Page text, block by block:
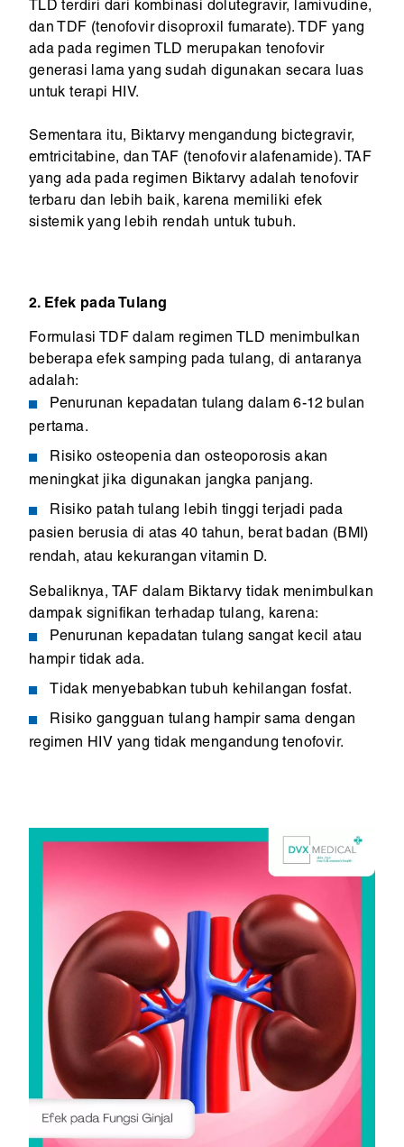
TLD terdiri dari kombinasi dolutegravir, lamivudine,
dan TDF (tenofovir disoproxil fumarate). TDF yang
ada pada regimen TLD merupakan tenofovir
generasi lama yang sudah digunakan secara luas
untuk terapi HIV.
Sementara itu, Biktarvy mengandung bictegravir,
emtricitabine, dan TAF (tenofovir alafenamide). TAF
yang ada pada regimen Biktarvy adalah tenofovir
terbaru dan lebih baik, karena memiliki efek
sistemik yang lebih rendah untuk tubuh.
2. Efek pada Tulang
Formulasi TDF dalam regimen TLD menimbulkan
beberapa efek samping pada tulang, di antaranya
adalah:
Penurunan kepadatan tulang dalam 6-12 bulan
pertama.
Risiko osteopenia dan osteoporosis akan
meningkat jika digunakan jangka panjang.
Risiko patah tulang lebih tinggi terjadi pada
pasien berusia di atas 40 tahun, berat badan (BMI)
rendah, atau kekurangan vitamin D.
Sebaliknya, TAF dalam Biktarvy tidak menimbulkan
dampak signifikan terhadap tulang, karena:
Penurunan kepadatan tulang sangat kecil atau
hampir tidak ada.
Tidak menyebabkan tubuh kehilangan fosfat.
Risiko gangguan tulang hampir sama dengan
regimen HIV yang tidak mengandung tenofovir.